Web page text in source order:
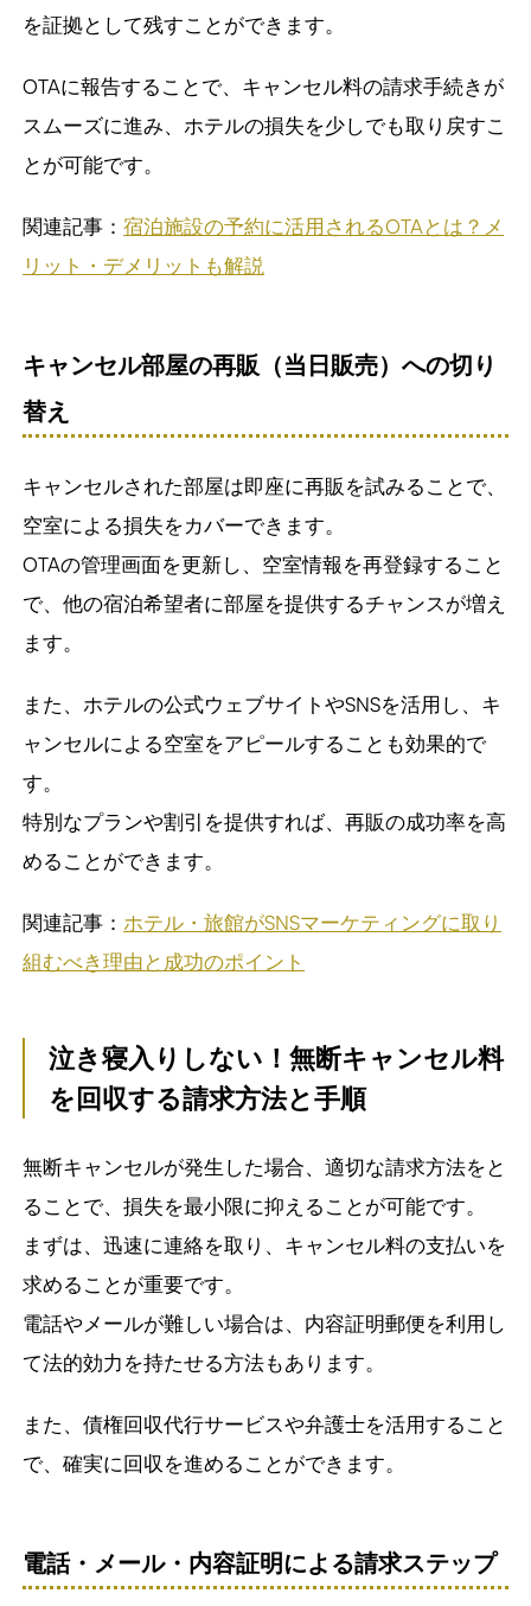
を証拠として残すことができます。
OTAに報告することで、キャンセル料の請求手続きが
スムーズに進み、ホテルの損失を少しでも取り戻すこ
とが可能です。
関連記事：宿泊施設の予約に活用されるOTAとは？メ
リット・デメリットも解説
キャンセル部屋の再販（当日販売）への切り
替え
キャンセルされた部屋は即座に再販を試みることで、
空室による損失をカバーできます。
OTAの管理画面を更新し、空室情報を再登録すること
で、他の宿泊希望者に部屋を提供するチャンスが増え
ます。
また、ホテルの公式ウェブサイトやSNSを活用し、キ
ャンセルによる空室をアピールすることも効果的で
す。
特別なプランや割引を提供すれば、再販の成功率を高
めることができます。
関連記事：ホテル・旅館がSNSマーケティングに取り
組むべき理由と成功のポイント
泣き寝入りしない！無断キャンセル料
を回収する請求方法と手順
無断キャンセルが発生した場合、適切な請求方法をと
ることで、損失を最小限に抑えることが可能です。
まずは、迅速に連絡を取り、キャンセル料の支払いを
求めることが重要です。
電話やメールが難しい場合は、内容証明郵便を利用し
て法的効力を持たせる方法もあります。
また、債権回収代行サービスや弁護士を活用すること
で、確実に回収を進めることができます。
電話・メール・内容証明による請求ステップ